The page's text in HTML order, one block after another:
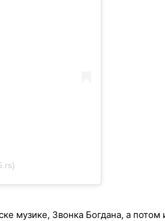
музике, Звонка Богдана, а